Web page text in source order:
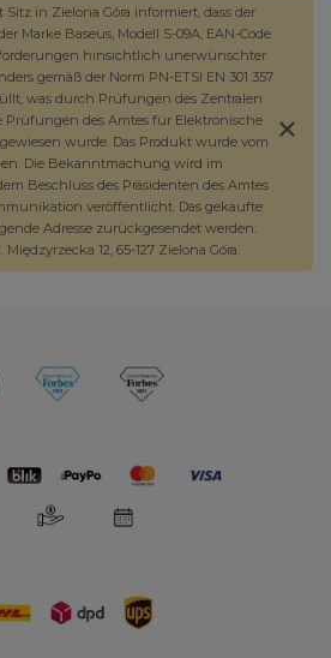
Sitz in Zielona Góra informiert, dass der
Marke Baseus, Modell S-09A, EAN-Code
hinsichtlich unerwünschter
gemäß der Norm PN-ETSI EN 301 357
was durch Prüfungen des Zentralen
Prüfungen des Amtes für Elektronische
wurde. Das Produkt wurde vom
Die Bekanntmachung wird im
Beschluss des Präsidenten des Amtes
veröffentlicht. Das gekaufte
Adresse zurückgesendet werden:
Międzyrzecka 12, 65-127 Zielona Góra.